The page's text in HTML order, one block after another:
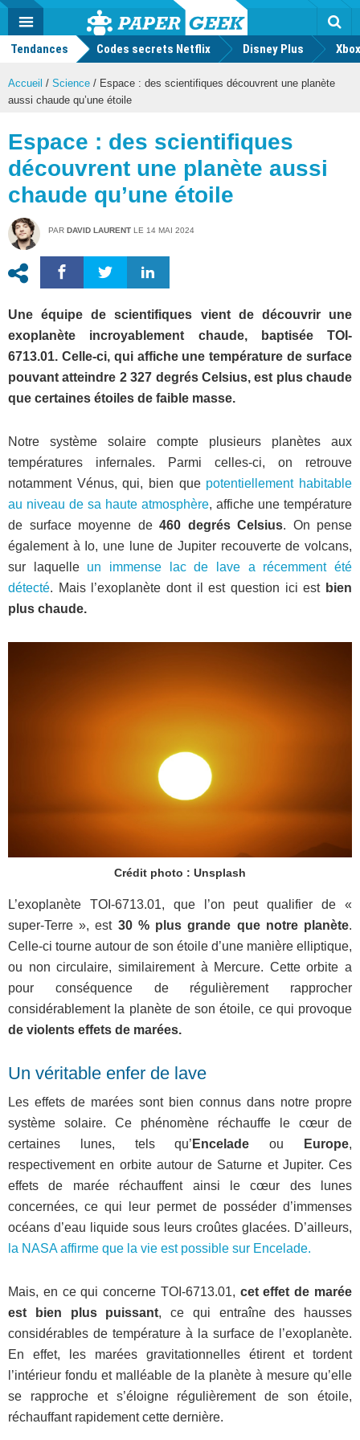
Actu
geek
MENU
Tendances Codes secrets Netflix Disney Plus
Accueil / Science / Espace : des scientifiques découvrent une planète
aussi chaude qu’une étoile
Espace : des scientifiques
découvrent une planète aussi
chaude qu’une étoile
PAR DAVID LAURENT LE 14 MAI 2024
Une équipe de scientifiques vient de découvrir une
exoplanète incroyablement chaude, baptisée TOI-
6713.01. Celle-ci, qui affiche une température de surface
pouvant atteindre 2 327 degrés Celsius, est plus chaude
que certaines étoiles de faible masse.
Notre système solaire compte plusieurs planètes aux
températures infernales. Parmi celles-ci, on retrouve
notamment Vénus, qui, bien que potentiellement habitable
au niveau de sa haute atmosphère, affiche une température
de surface moyenne de 460 degrés Celsius. On pense
également à Io, une lune de Jupiter recouverte de volcans,
sur laquelle un immense lac de lave a récemment été
détecté. Mais l’exoplanète dont il est question ici estbien
plus chaude.
Crédit photo : Unsplash
L’exoplanète TOI-6713.01, que l’on peut qualifier de «
super-Terre », est 30 % plus grande que notre planète.
Celle-ci tourne autour de son étoile d’une manière elliptique,
ou non circulaire, similairement à Mercure. Cette orbite a
pour conséquence de régulièrement rapprocher
considérablement la planète de son étoile, ce qui provoque
de violents effets de marées.
Un véritable enfer de lave
Les effets de marées sont bien connus dans notre propre
système solaire. Ce phénomène réchauffe le cœur de
certaines lunes, tels qu’ Encelade ou Europe,
respectivement en orbite autour de Saturne et Jupiter. Ces
effets de marée réchauffent ainsi le cœur des lunes
concernées, ce qui leur permet de posséder d’immenses
océans d’eau liquide sous leurs croûtes glacées. D’ailleurs,
la NASA affirme que la vie est possible sur Encelade.
Mais, en ce qui concerne TOI-6713.01, cet effet de marée
est bien plus puissant, ce qui entraîne des hausses
considérables de température à la surface de l’exoplanète.
En effet, les marées gravitationnelles étirent et tordent
l’intérieur fondu et malléable de la planète à mesure qu’elle
se rapproche et s’éloigne régulièrement de son étoile,
réchauffant rapidement cette dernière.
Mode
FacebookTwitter Youtube